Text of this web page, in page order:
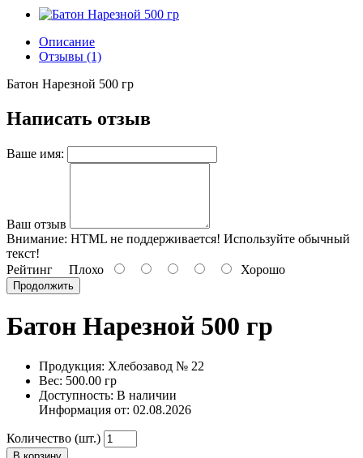
Описание
Отзывы (1)
Батон Нарезной 500 гр
Написать отзыв
Ваше имя:
Ваш отзыв
Внимание: HTML не поддерживается! Используйте обычный
текст!
Рейтинг Плохо Хорошо
Продолжить
Батон Нарезной 500 гр
Продукция: Хлебозавод № 22
Вес: 500.00 гр
Доступность: В наличии
Информация от: 02.08.2026
Количество (шт.)